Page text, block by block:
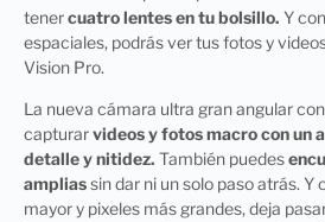
tenercuatro lentes en tu bolsillo. Y
espaciales, podrás ver tus fotos y
Vision Pro.
La nueva cámara ultra gran angular
capturarvideos y fotos macro con un
detalle y nitidez. También puedes
ampliassin dar ni un solo paso atrás.
mayor y pixeles más grandes, deja